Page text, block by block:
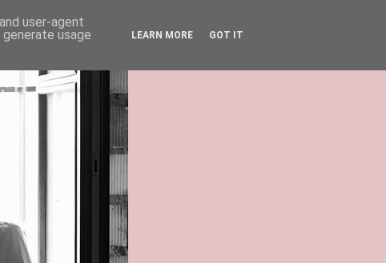
user-agent
usage
LEARN MORE GOT IT